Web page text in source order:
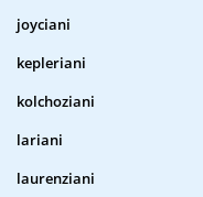
joyciani
kepleriani
kolchoziani
lariani
laurenziani